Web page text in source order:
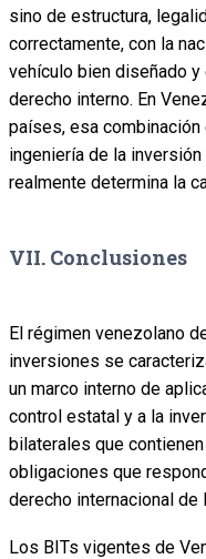
sino de estructura,
correctamente, con la
vehículo bien diseñado
derecho interno. En
países, esa
ingeniería de la
realmente determina la
VII. Conclusiones
El régimen venezolano
inversiones se
un marco interno de
control estatal y a la
bilaterales que
obligaciones que
derecho internacional de
Los BITs vigentes de